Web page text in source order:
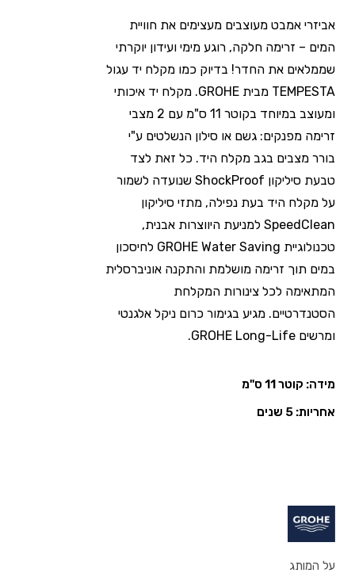
אביזרי אמבט מעוצבים מעצימים את חוויית
המים – זרימה חלקה, רוגע מימי ועידון יוקרתי
שממלאים את החדר! בדיוק כמו מקלח יד עגול
TEMPESTA מבית GROHE. מקלח יד איכותי
ומעוצב במיוחד בקוטר 11 ס"מ עם 2 מצבי
זרימה מפנקים: גשם או סילון הנשלטים ע"י
בורר מצבים בגב מקלח היד. כל זאת לצד
טבעת סיליקון ShockProof שנועדה לשמור
על מקלח היד בעת נפילה, מתזי סיליקון
SpeedClean למניעת היווצרות אבנית,
טכנולוגיית GROHE Water Saving לחיסכון
במים תוך זרימה מושלמת והתקנה אוניברסלית
המתאימה לכל צינורות המקלחת
הסטנדרטיים. מגיע בגימור כרום ניקל אלגנטי
ומרשים GROHE Long-Life.
מידה: קוטר 11 ס"מ
אחריות: 5 שנים
על המותג